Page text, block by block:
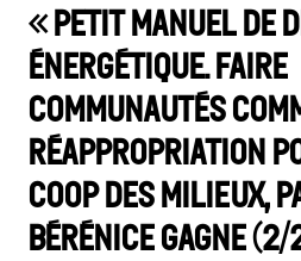
« Petit manuel de
énergétique. Faire
communautés
réappropriation
Coop des Milieux,
Bérénice Gagne (2/